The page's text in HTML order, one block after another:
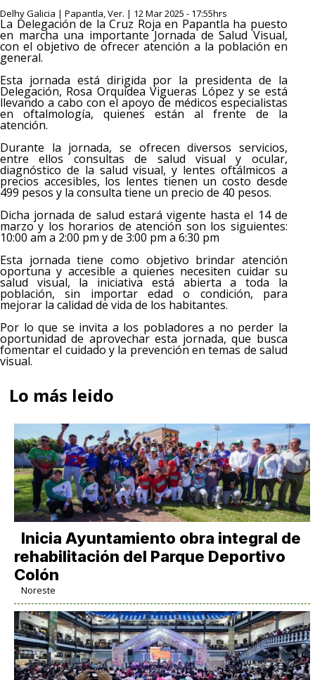
Delhy Galicia | Papantla, Ver. | 12 Mar 2025 - 17:55hrs
La Delegación de la Cruz Roja en Papantla ha puesto
en marcha una importante Jornada de Salud Visual,
con el objetivo de ofrecer atención a la población en
general.
Esta jornada está dirigida por la presidenta de la
Delegación, Rosa Orquídea Vigueras López y se está
llevando a cabo con el apoyo de médicos especialistas
en oftalmología, quienes están al frente de la
atención.
Durante la jornada, se ofrecen diversos servicios,
entre ellos consultas de salud visual y ocular,
diagnóstico de la salud visual, y lentes oftálmicos a
precios accesibles, los lentes tienen un costo desde
499 pesos y la consulta tiene un precio de 40 pesos.
Dicha jornada de salud estará vigente hasta el 14 de
marzo y los horarios de atención son los siguientes:
10:00 am a 2:00 pm y de 3:00 pm a 6:30 pm
Esta jornada tiene como objetivo brindar atención
oportuna y accesible a quienes necesiten cuidar su
salud visual, la iniciativa está abierta a toda la
población, sin importar edad o condición, para
mejorar la calidad de vida de los habitantes.
Por lo que se invita a los pobladores a no perder la
oportunidad de aprovechar esta jornada, que busca
fomentar el cuidado y la prevención en temas de salud
visual.
Lo más leido
Inicia Ayuntamiento obra integral de
rehabilitación del Parque Deportivo
Colón
Noreste